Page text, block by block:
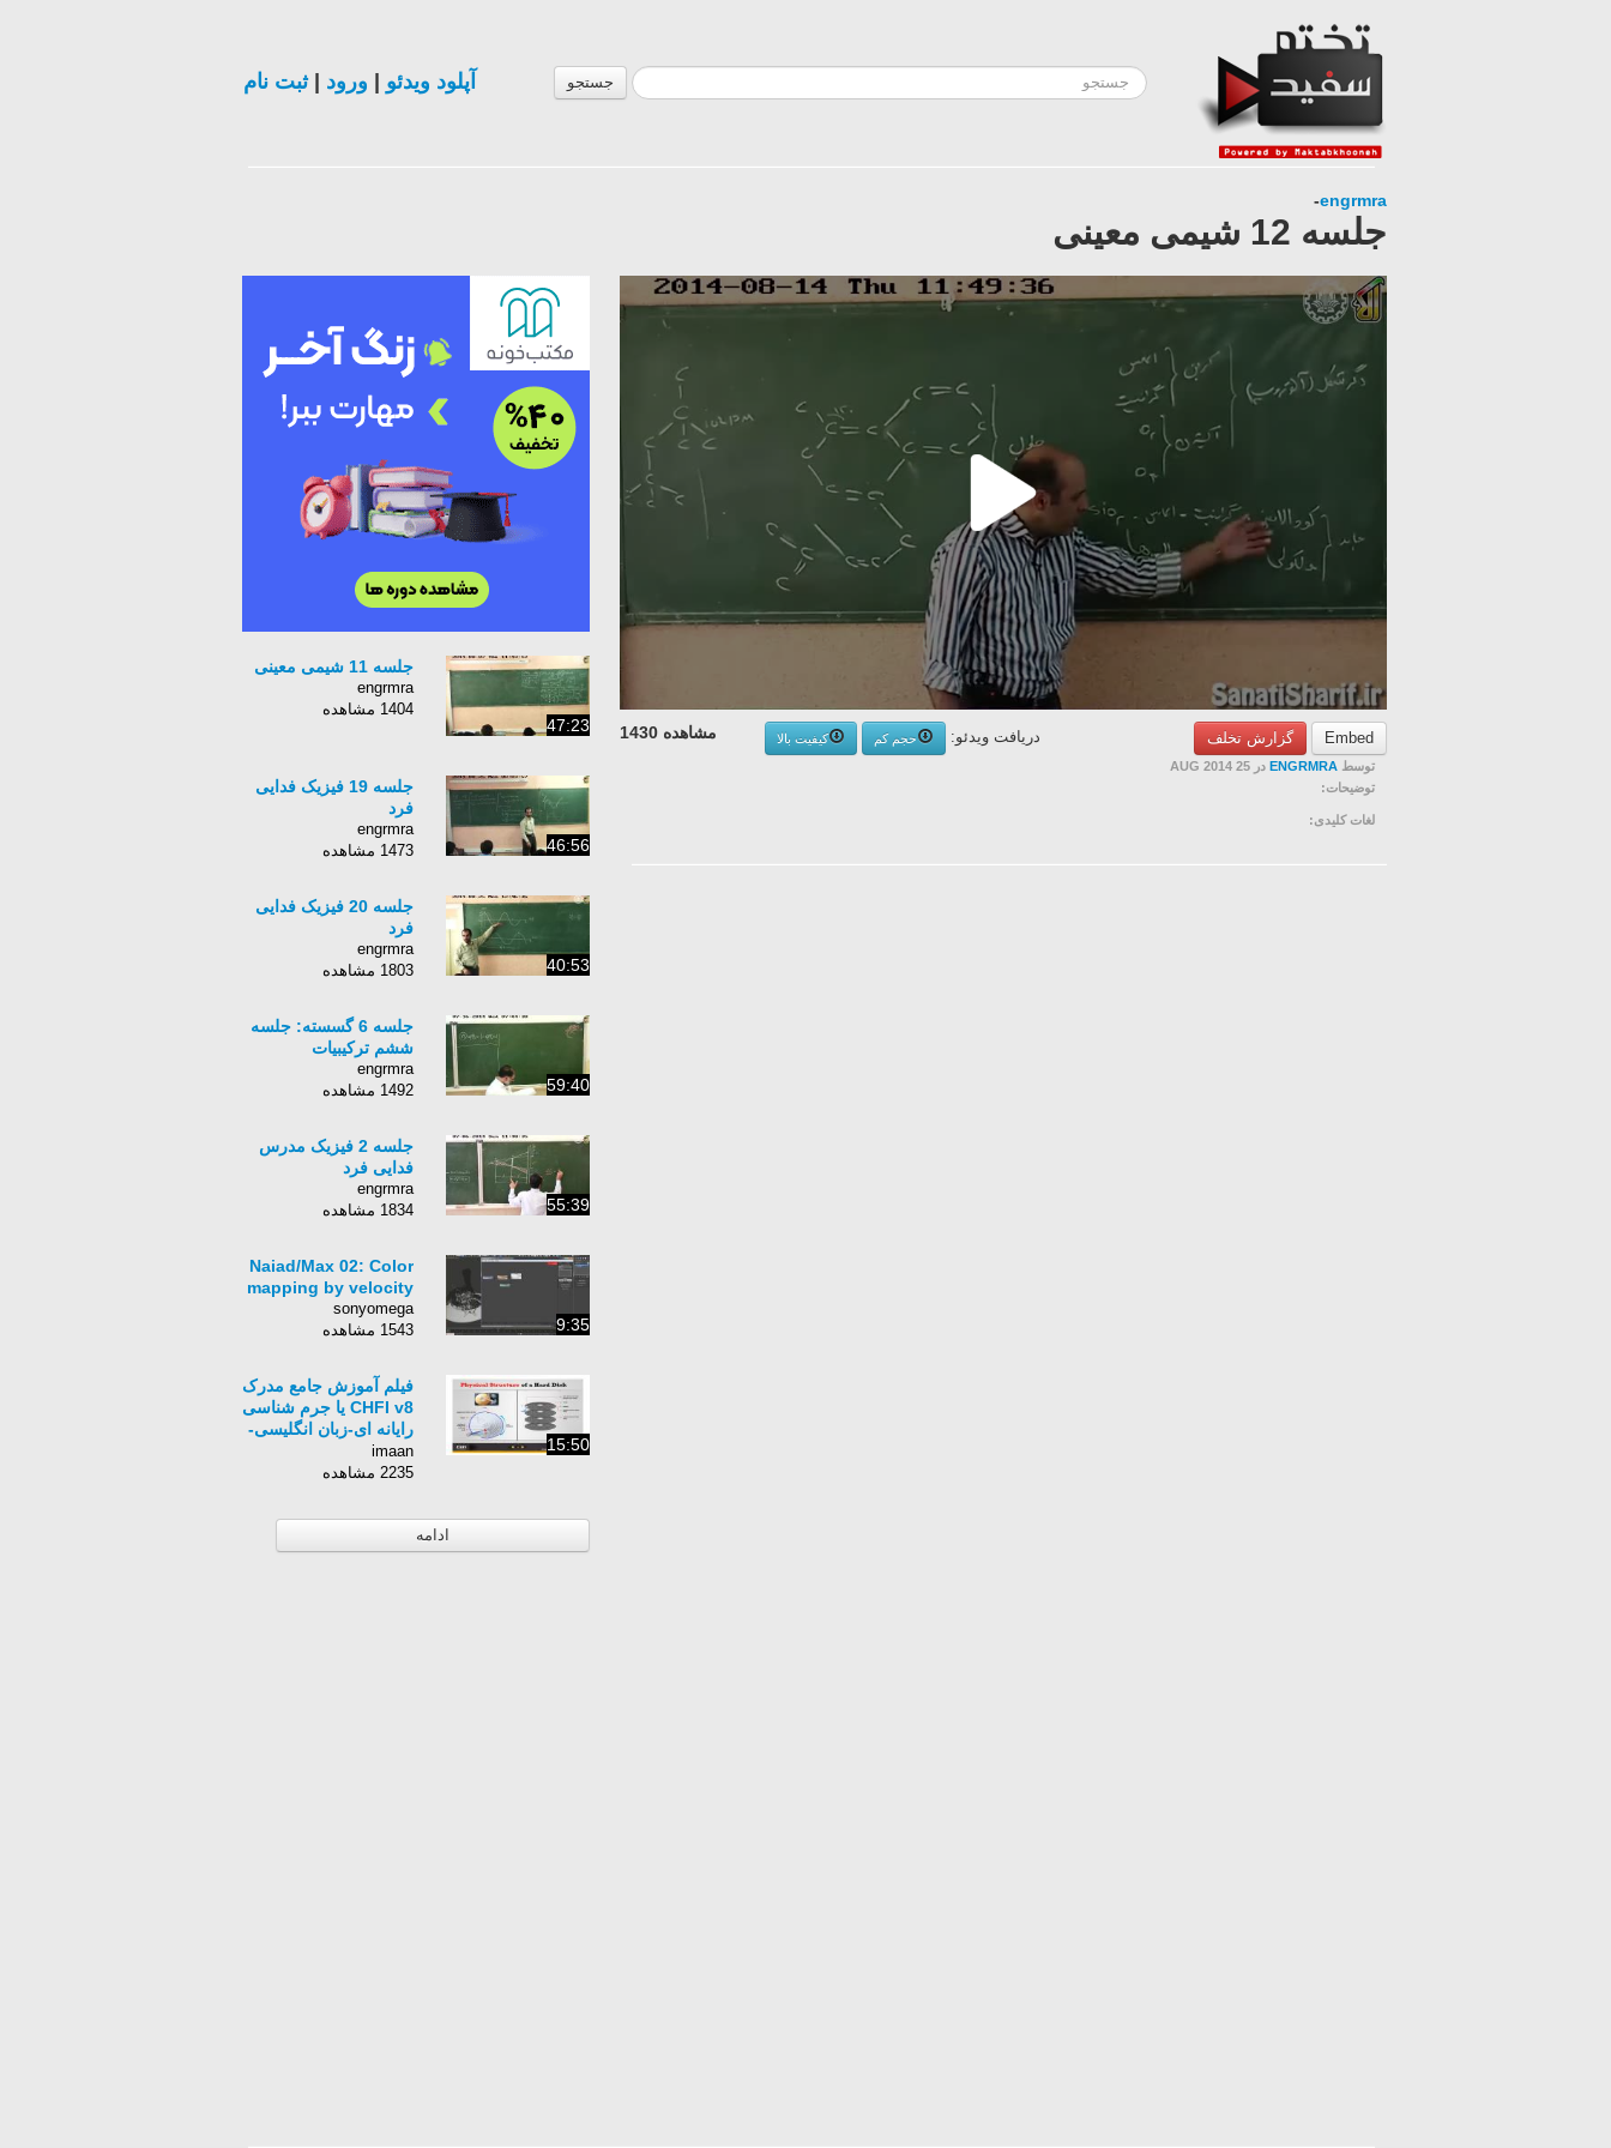
جستجو آپلود ویدئو ورود |ثبت نام
engrmra
-
جلسه 12 شیمی معینی
Embed گزارش تخلف مشاهده 1430 دریافت ویدئو: حجم کم
کیفیت بالا
توسط ENGRMRA در 25 AUG 2014
توضیحات:
لغات کلیدی:
47:23
جلسه 11 شیمی معینی
engrmra
1404 مشاهده
46:56
جلسه 19 فیزیک فدایی
فرد
engrmra
1473 مشاهده
40:53
جلسه 20 فیزیک فدایی
فرد
engrmra
1803 مشاهده
59:40
جلسه 6 گسسته: جلسه
ششم ترکیبیات
engrmra
1492 مشاهده
55:39
جلسه 2 فیزیک مدرس
فدایی فرد
engrmra
1834 مشاهده
9:35
Naiad/Max 02: Color
mapping by velocity
sonyomega
1543 مشاهده
15:50
فیلم آموزش جامع مدرک
CHFI v8 یا جرم شناسی
رایانه ای-زبان انگلیسی-
بخش 7
imaan
2235 مشاهده
ادامه